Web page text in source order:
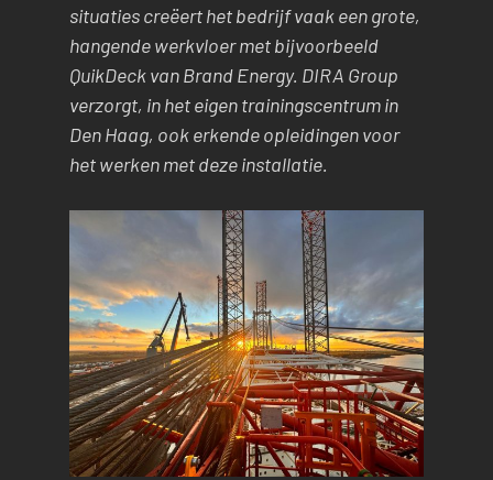
situaties creëert het bedrijf vaak een grote,
hangende werkvloer met bijvoorbeeld
QuikDeck van Brand Energy. DIRA Group
verzorgt, in het eigen trainingscentrum in
Den Haag, ook erkende opleidingen voor
het werken met deze installatie.